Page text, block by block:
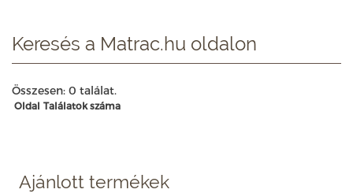
Keresés a Matrac.hu oldalon
Összesen: 0 találat.
Oldal Találatok száma
Ajánlott termékek